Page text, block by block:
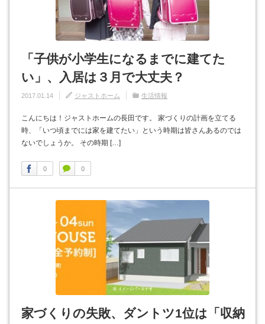
「子供が小学生になるまでに建てた
い」、入居は３月で大丈夫？
2017.01.14 ジャストホーム 生活情報
こんにちは！ジャストホームの長田です。 家づくりの計画を立てる
時、「いつ頃までには家を建てたい」という時期は皆さんあるのでは
ないでしょうか。 その時期 […]
0 0
家づくりの失敗、ダントツ1位は「収納